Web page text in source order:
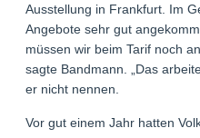
Ausstellung in Frankfurt. Im
Angebote sehr gut
müssen wir beim Tarif noch
sagte Bandmann. „Das
er nicht nennen.
Vor gut einem Jahr hatten